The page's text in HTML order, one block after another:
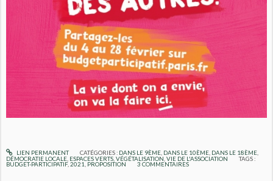
LIEN PERMANENT CATÉGORIES : DANS LE 9ÈME, DANS LE 10ÈME, DANS LE 18ÈME,
DÉMOCRATIE LOCALE ESPACES VERTS, VÉGÉTALISATION ,VIE DE L'ASSOCIATION TAGS :
BUDGET-PARTICIPATIF,2021 PROPOSITION 3 COMMENTAIRES